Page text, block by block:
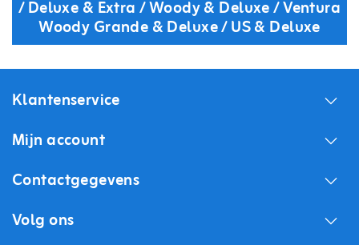
/ Deluxe & Extra / Woody & Deluxe / Ventura
Woody Grande & Deluxe / US & Deluxe
Klantenservice
Mijn account
Contactgegevens
Volg ons